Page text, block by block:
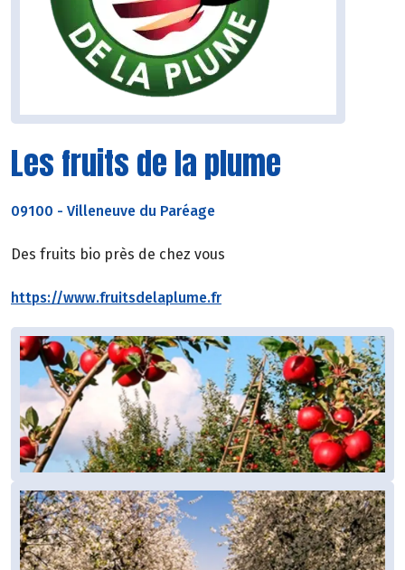
Les fruits de la plume
09100 - Villeneuve du Paréage
Des fruits bio près de chez vous
https://www.fruitsdelaplume.fr